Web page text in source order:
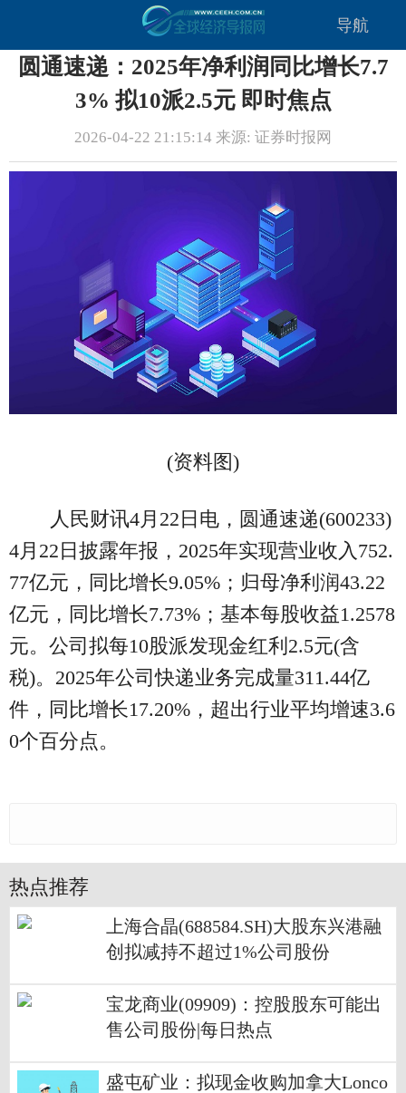
导航
圆通速递：2025年净利润同比增长7.7
3% 拟10派2.5元 即时焦点
2026-04-22 21:15:14 来源: 证券时报网
(资料图)
人民财讯4月22日电，圆通速递(600233)
4月22日披露年报，2025年实现营业收入752.
77亿元，同比增长9.05%；归母净利润43.22
亿元，同比增长7.73%；基本每股收益1.2578
元。公司拟每10股派发现金红利2.5元(含
税)。2025年公司快递业务完成量311.44亿
件，同比增长17.20%，超出行业平均增速3.6
0个百分点。
热点推荐
上海合晶(688584.SH)大股东兴港融
创拟减持不超过1%公司股份
宝龙商业(09909)：控股股东可能出
售公司股份|每日热点
盛屯矿业：拟现金收购加拿大Lonco